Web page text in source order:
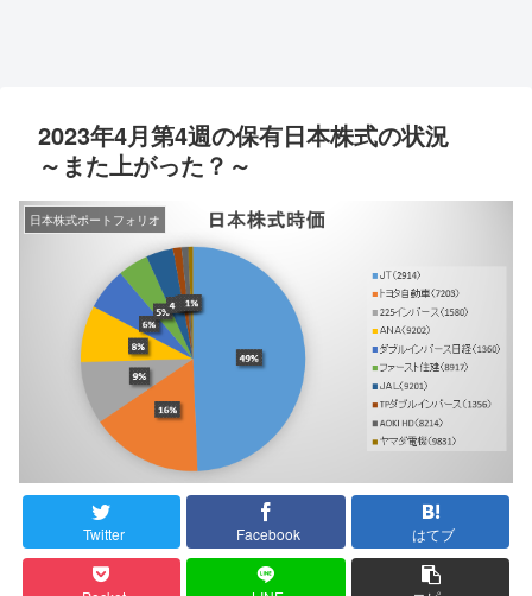
2023年4月第4週の保有日本株式の状況
～また上がった？～
日本株式ポートフォリオ
Twitter Facebook はてブ